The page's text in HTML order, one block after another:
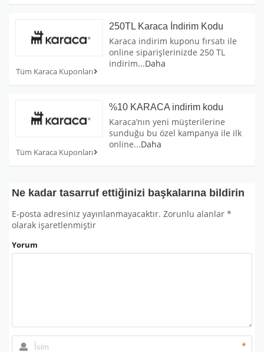
Tüm Karaca Kuponları
250TL Karaca İndirim Kodu
Karaca indirim kuponu fırsatı ile
online siparişlerinizde 250 TL
indirim...Daha
Tüm Karaca Kuponları
%10 KARACA indirim kodu
Karaca’nın yeni müşterilerine
sunduğu bu özel kampanya ile ilk
online...Daha
Ne kadar tasarruf ettiğinizi başkalarına bildirin
E-posta adresiniz yayınlanmayacaktır. Zorunlu alanlar *
olarak işaretlenmiştir
Yorum
*